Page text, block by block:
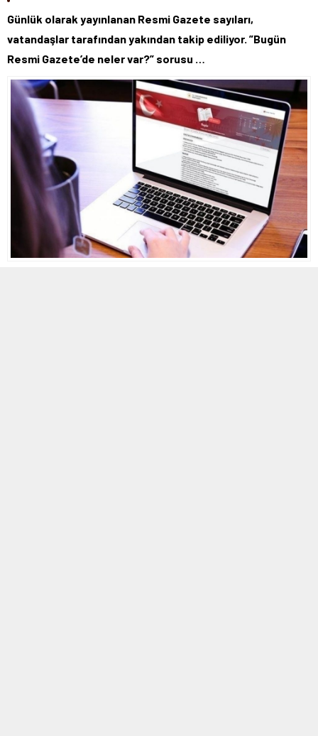
Günlük olarak yayınlanan Resmi Gazete sayıları,
vatandaşlar tarafından yakından takip ediliyor. ”Bugün
Resmi Gazete’de neler var?” sorusu …